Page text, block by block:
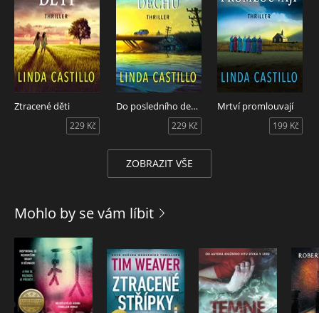
Ztracené děti
229 Kč
Do posledního dechu
229 Kč
Mrtví promlouvají
199 Kč
ZOBRAZIT VŠE
Mohlo by se vám líbit